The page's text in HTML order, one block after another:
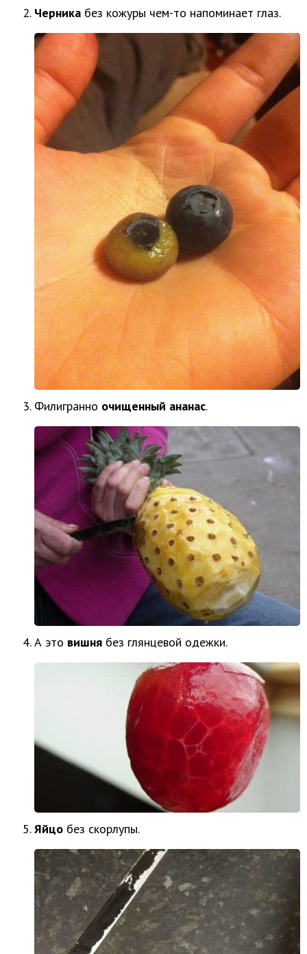
Черника без кожуры чем-то напоминает глаз.
Филигранно очищенный ананас.
А это вишня без глянцевой одежки.
Яйцо без скорлупы.